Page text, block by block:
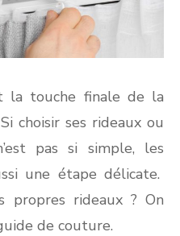
la touche finale de la
choisir ses rideaux ou
pas si simple, les
une étape délicate.
propres rideaux ? On
de couture.